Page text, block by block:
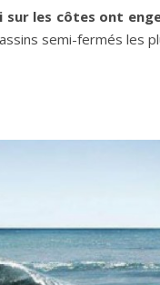
sur les côtes ont
semi-fermés les